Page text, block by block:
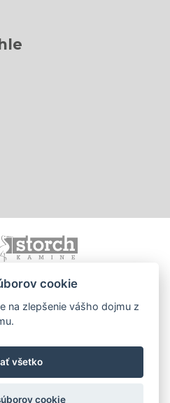
cookie
na zlepšenie vášho dojmu z
všetko
cookie